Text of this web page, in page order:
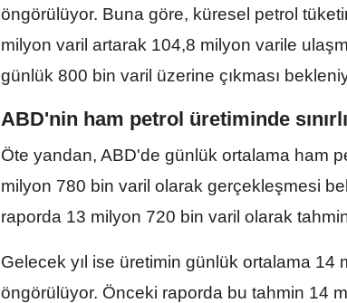
öngörülüyor. Buna göre, küresel petrol
milyon varil artarak 104,8 milyon varile
günlük 800 bin varil üzerine çıkması
ABD'nin ham petrol üretiminde
Öte yandan, ABD'de günlük ortalama ham
milyon 780 bin varil olarak gerçekleşmesi
raporda 13 milyon 720 bin varil olarak
Gelecek yıl ise üretimin günlük ortalama 14
öngörülüyor. Önceki raporda bu tahmin 14